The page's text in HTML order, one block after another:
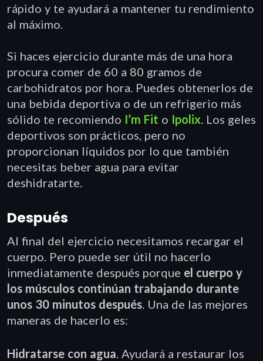
rápido y te ayudará a mantener tu rendimiento
al máximo.
Si haces ejercicio durante más de una hora
procura comer de 60 a 80 gramos de
carbohidratos por hora. Puedes obtenerlos de
una bebida deportiva o de un refrigerio más
sólido te recomiendo I’m Fit o Ipolix. Los geles
deportivos son prácticos, pero no
proporcionan líquidos por lo que también
necesitas beber agua para evitar
deshidratarte.
Después
Al final del ejercicio necesitamos recargar el
cuerpo. Pero puede ser útil no hacerlo
inmediatamente después porque el cuerpo y
los músculos continúan trabajando durante
unos 30 minutos después. Una de las mejores
maneras de hacerlo es:
Hidratarse con agua. Ayudará a restaurar los